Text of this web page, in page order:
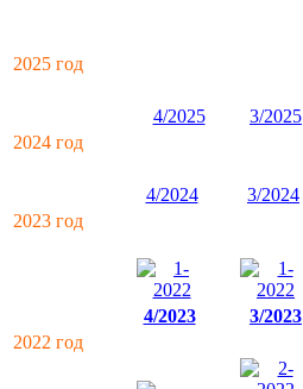
2025 год
4/2025 3/2025
2024 год
4/2024 3/2024
2023 год
4/2023 3/2023
2022 год